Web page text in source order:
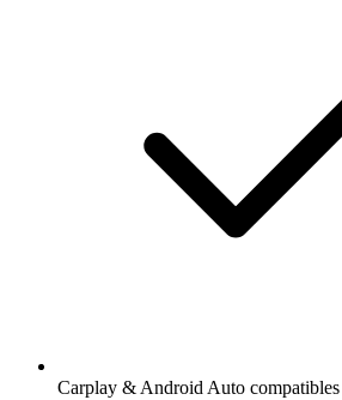
Carplay & Android Auto compatibles